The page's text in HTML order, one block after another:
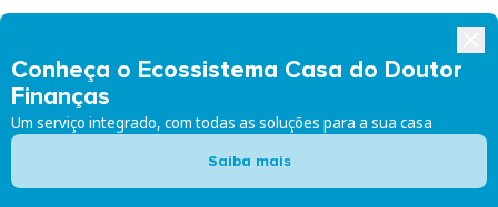
Conheça o Ecossistema Casa do Doutor
Finanças
Um serviço integrado, com todas as soluções para a sua casa
Saiba mais
Doutor Finanças, Lda